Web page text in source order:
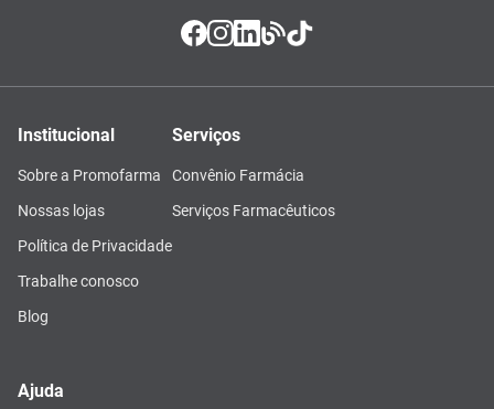
Institucional
Sobre a Promofarma
Nossas lojas
Política de Privacidade
Trabalhe conosco
Blog
Serviços
Convênio Farmácia
Serviços Farmacêuticos
Ajuda